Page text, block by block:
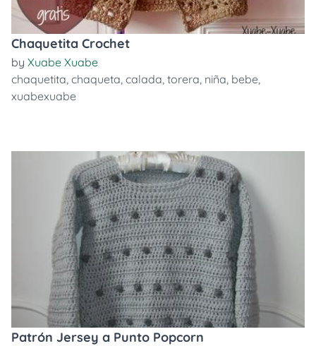
Chaquetita Crochet
by Xuabe Xuabe
chaquetita, chaqueta, calada, torera, niña, bebe,
xuabexuabe
Patrón Jersey a Punto Popcorn